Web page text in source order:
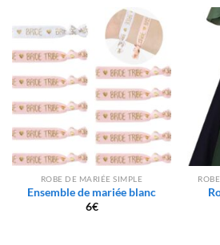
ROBE DE MARIÉE SIMPLE
Ensemble de mariée blanc
6€